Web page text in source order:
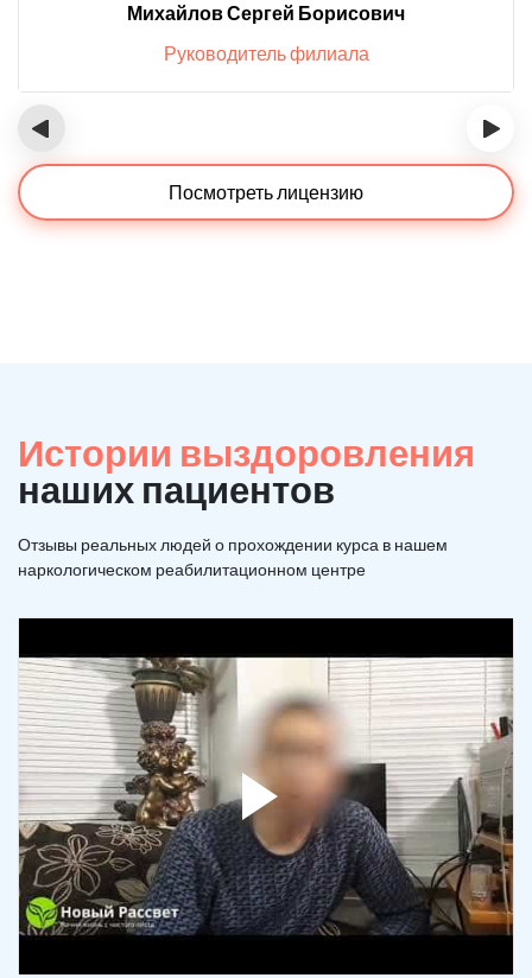
Михайлов Сергей Борисович
Руководитель филиала
‹ ›
Посмотреть лицензию
Истории выздоровления
наших пациентов
Отзывы реальных людей о прохождении курса в нашем
наркологическом реабилитационном центре